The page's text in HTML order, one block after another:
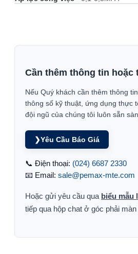
Cần thêm thông tin hoặc
Nếu Quý khách cần thêm thông
thông số kỹ thuật, ứng dụng thực
đội ngũ của chúng tôi luôn sẵn
❯Yêu Cầu Báo Giá
📞 Điện thoại: (024) 6687 2330
📧 Email: sale@pemax-mte.com
Hoặc gửi yêu cầu qua biểu mẫu
tiếp qua hộp chat ở góc phải màn